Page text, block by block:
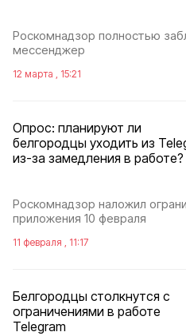
Роскомнадзор полностью
мессенджер
12 марта , 15:21
Опрос: планируют ли
белгородцы уходить из
из-за замедления в работе?
Роскомнадзор наложил
приложения 10 февраля
11 февраля , 11:17
Белгородцы столкнутся с
ограничениями в работе
Telegram